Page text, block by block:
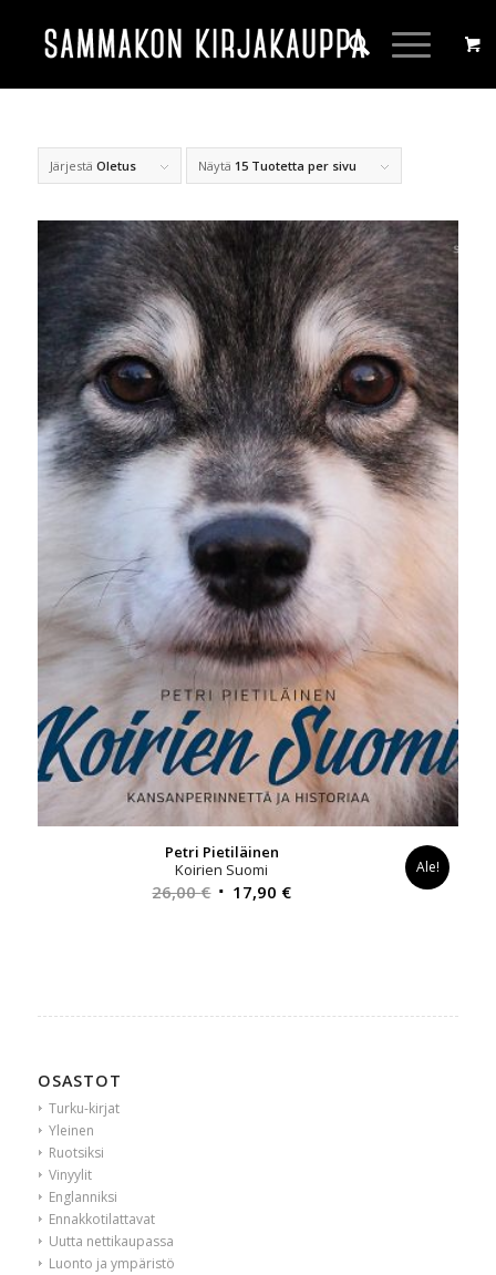
Järjestä Oletus Näytä 15 Tuotetta per sivu
Petri Pietiläinen
Koirien Suomi
26,00€ Alkuperäinen
17,90 €Nykyinen
Ale!
OSASTOT
Turku-kirjat
Yleinen
Ruotsiksi
Vinyylit
Englanniksi
Ennakkotilattavat
Uutta nettikaupassa
Luonto ja ympäristö